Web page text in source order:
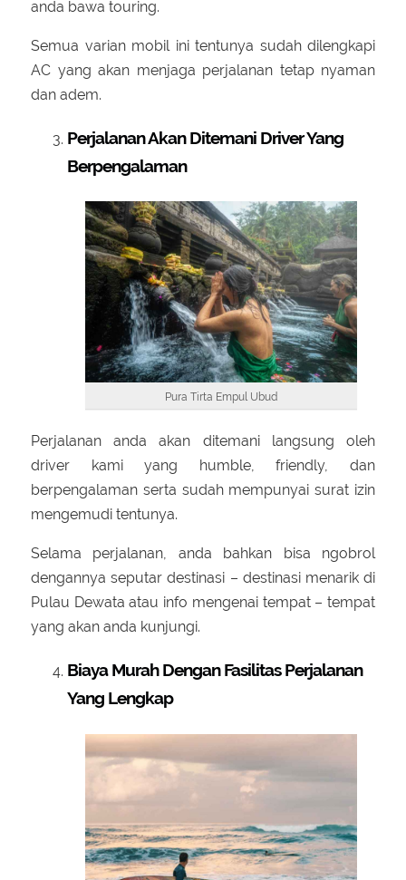
anda bawa touring.
Semua varian mobil ini tentunya sudah dilengkapi
AC yang akan menjaga perjalanan tetap nyaman
dan adem.
Perjalanan Akan Ditemani Driver Yang
Berpengalaman
Pura Tirta Empul Ubud
Perjalanan anda akan ditemani langsung oleh
driver kami yang humble, friendly, dan
berpengalaman serta sudah mempunyai surat izin
mengemudi tentunya.
Selama perjalanan, anda bahkan bisa ngobrol
dengannya seputar destinasi – destinasi menarik di
Pulau Dewata atau info mengenai tempat – tempat
yang akan anda kunjungi.
Biaya Murah Dengan Fasilitas Perjalanan
Yang Lengkap